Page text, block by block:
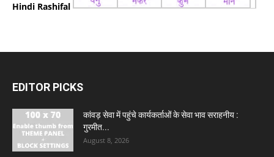
Hindi Rashifal
EDITOR PICKS
कांवड़ सेवा में पहुंचे कार्यकर्ताओं के सेवा भाव सराहनीय :
गुरमीत...
August 8, 2026